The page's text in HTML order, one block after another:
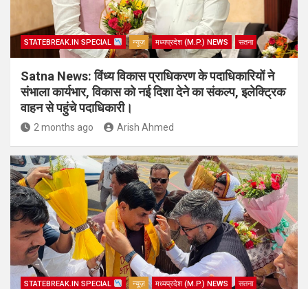
STATEBREAK.IN SPECIAL न्यूज़ मध्यप्रदेश (M.P.) NEWS सतना
Satna News: विंध्य विकास प्राधिकरण के पदाधिकारियों ने
संभाला कार्यभार, विकास को नई दिशा देने का संकल्प, इलेक्ट्रिक
वाहन से पहुंचे पदाधिकारी।
2 months ago Arish Ahmed
STATEBREAK.IN SPECIAL न्यूज़ मध्यप्रदेश (M.P.) NEWS सतना